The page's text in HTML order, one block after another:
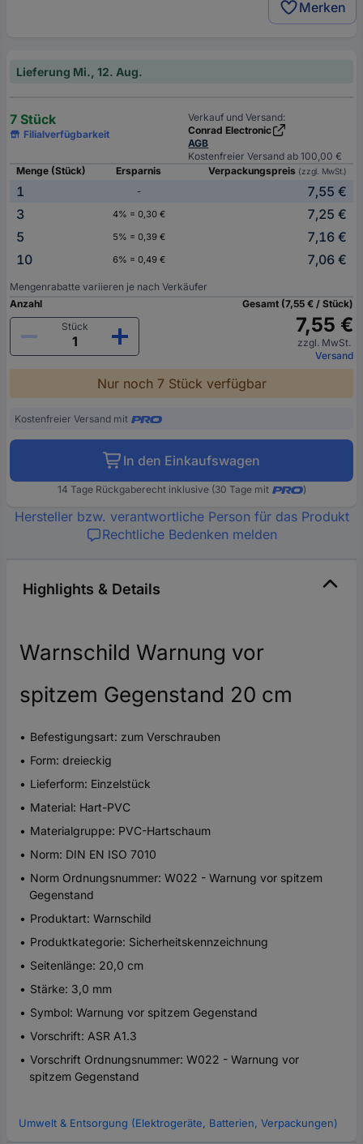
Merken
Lieferung Mi., 12. Aug.
7 Stück
Filialverfügbarkeit
Verkauf und Versand:
Conrad Electronic
AGB
Kostenfreier Versand ab 100,00 €
Menge (Stück)
Ersparnis Verpackungspreis (zzgl. MwSt.)
1 -
7,55 €
3
4% = 0,30 €
7,25 €
5
5% = 0,39 €
7,16 €
10
6% = 0,49 € 7,06 €
Mengenrabatte variieren je nach Verkäufer
Anzahl
Stück
Gesamt (7,55 € / Stück)
7,55 €
zzgl. MwSt.
Versand
Nur noch 7 Stück verfügbar
Kostenfreier Versand mit
In den Einkaufswagen
14 Tage Rückgaberecht inklusive (30 Tage mit )
Hersteller bzw. verantwortliche Person für das Produkt
Rechtliche Bedenken melden
Highlights & Details
Warnschild Warnung vor
spitzem Gegenstand 20 cm
Befestigungsart: zum Verschrauben
Form: dreieckig
Lieferform: Einzelstück
Material: Hart-PVC
Materialgruppe: PVC-Hartschaum
Norm: DIN EN ISO 7010
Norm Ordnungsnummer: W022 - Warnung vor spitzem
Gegenstand
Produktart: Warnschild
Produktkategorie: Sicherheitskennzeichnung
Seitenlänge: 20,0 cm
Stärke: 3,0 mm
Symbol: Warnung vor spitzem Gegenstand
Vorschrift: ASR A1.3
Vorschrift Ordnungsnummer: W022 - Warnung vor
spitzem Gegenstand
Umwelt & Entsorgung (Elektrogeräte, Batterien, Verpackungen)